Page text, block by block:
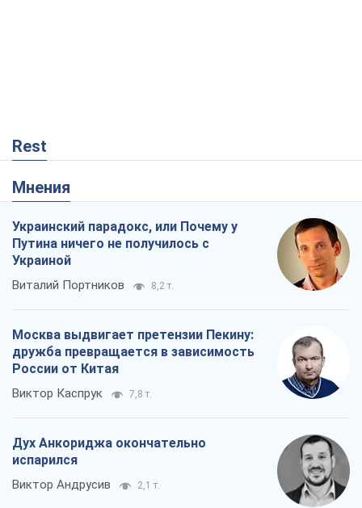
Rest
Мнения
Украинский парадокс, или Почему у
Путина ничего не получилось с
Украиной
Виталий Портников 8,2 т.
Москва выдвигает претензии Пекину:
дружба превращается в зависимость
России от Китая
Виктор Каспрук 7,8 т.
Дух Анкориджа окончательно
испарился
Виктор Андрусив 2,1 т.